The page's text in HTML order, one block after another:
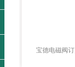
宝德电磁阀